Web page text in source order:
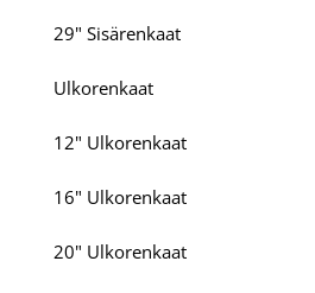
29" Sisärenkaat
Ulkorenkaat
12" Ulkorenkaat
16" Ulkorenkaat
20" Ulkorenkaat